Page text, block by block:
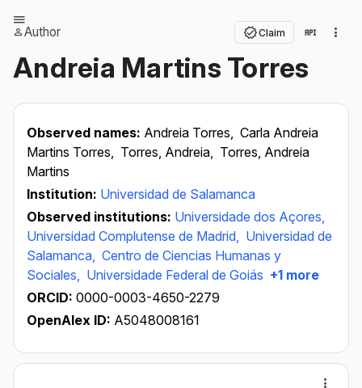
Author Claim
Andreia Martins Torres
Observed names: Andreia Torres, Carla Andreia
Martins Torres, Torres, Andreia, Torres, Andreia
Martins
Institution: Universidad de Salamanca
Observed institutions: Universidade dos Açores,
Universidad Complutense de Madrid, Universidad de
Salamanca, Centro de Ciencias Humanas y
Sociales, Universidade Federal de Goiás +1 more
ORCID: 0000-0003-4650-2279
OpenAlex ID: A5048008161